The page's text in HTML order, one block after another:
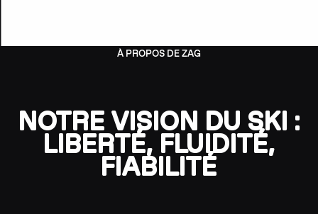
À PROPOS DE ZAG
NOTRE VISION DU SKI :
LIBERTÉ, FLUIDITÉ,
FIABILITÉ